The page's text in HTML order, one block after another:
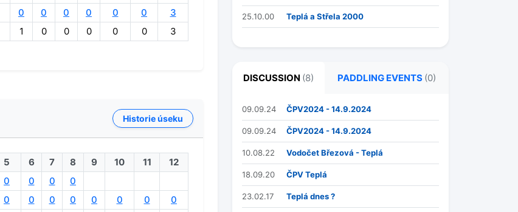
0 0 0 0 0 0
3
1 0 0 0 0 0 3
Historie úseku
5 6 7 8 9 10 11
12
0 0 0
0
0 0 0 0 0 0 0
0
25.10.00 Teplá a Střela 2000
DISCUSSION (8) PADDLING EVENTS (0)
09.09.24 ČPV2024 - 14.9.2024
09.09.24 ČPV2024 - 14.9.2024
10.08.22 Vodočet Březová - Teplá
18.09.20 ČPV Teplá
23.02.17 Teplá dnes ?